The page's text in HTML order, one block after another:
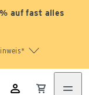
auf fast alles